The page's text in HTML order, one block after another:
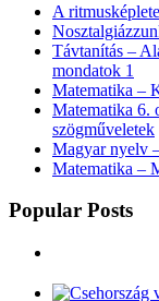
A
Távtanítás –
mondatok 1
Matematika –
Matematika 6.
szögműveletek
Magyar nyelv
Matematika –
Popular Posts